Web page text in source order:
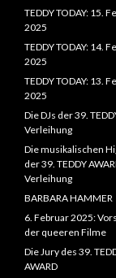
TEDDY TODAY: 15.
2025
TEDDY TODAY: 14.
2025
TEDDY TODAY: 13.
2025
Die DJs der 39.
Verleihung
Die musikalischen
der 39. TEDDY
Verleihung
BARBARA HAMMER
6. Februar 2025:
der queeren Filme
Die Jury des 39.
AWARD